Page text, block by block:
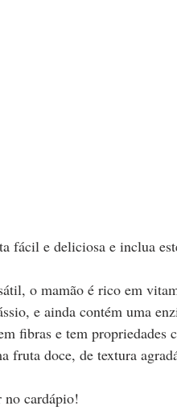
fácil e deliciosa e inclua
o mamão é rico em
e ainda contém uma
fibras e tem propriedades
fruta doce, de textura
no cardápio!